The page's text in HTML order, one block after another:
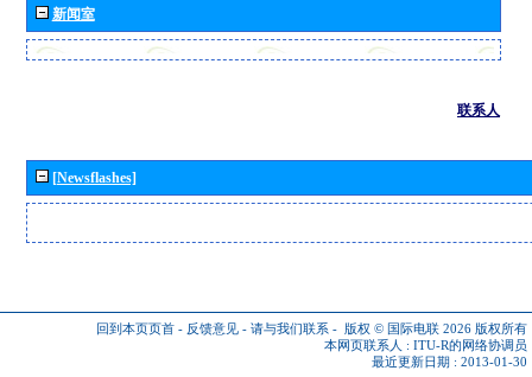
新闻室
联系人
[Newsflashes]
回到本页页首 - 反馈意见 - 请与我们联系 - 版权 © 国际电联 2026 版权所有
本网页联系人 : ITU-R的网络协调员
最近更新日期 : 2013-01-30